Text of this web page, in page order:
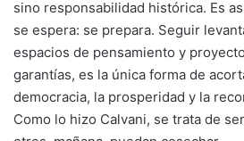
sino responsabilidad histórica. Es
se espera: se prepara. Seguir
espacios de pensamiento y
garantías, es la única forma de
democracia, la prosperidad y la
Como lo hizo Calvani, se trata de